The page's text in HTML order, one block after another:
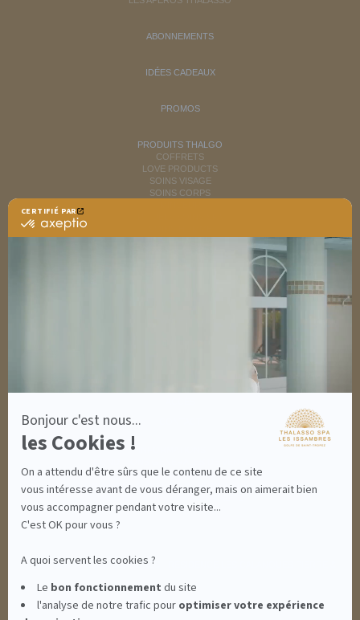
CERTIFIÉ PAR
certifié
Bonjour c'est nous...
les Cookies !
On a attendu d'être sûrs que le contenu de ce site
vous intéresse avant de vous déranger, mais on aimerait bien
vous accompagner pendant votre visite...
C'est OK pour vous ?
A quoi servent les cookies ?
Le bon fonctionnement du site
l'analyse de notre trafic pour optimiservotre expérience
ABONNEMENTS
IDÉES CADEAUX
PROMOS
PRODUITS THALGO
COFFRETS
LOVE PRODUCTS
SOINS VISAGE
SOINS CORPS
MENTIONS LÉGALES
CONDITIONS GÉNÉRALES - BONS CADEAUX
POLITIQUE DE CONFIDENTIALITÉ
THALASSO SPA LES ISSAMBRES - RÉSIDENCE LES CALANQUES PIERRE &
VACANCES**** - BOULEVARD DU MÉROU - 83380 LES ISSAMBRES -